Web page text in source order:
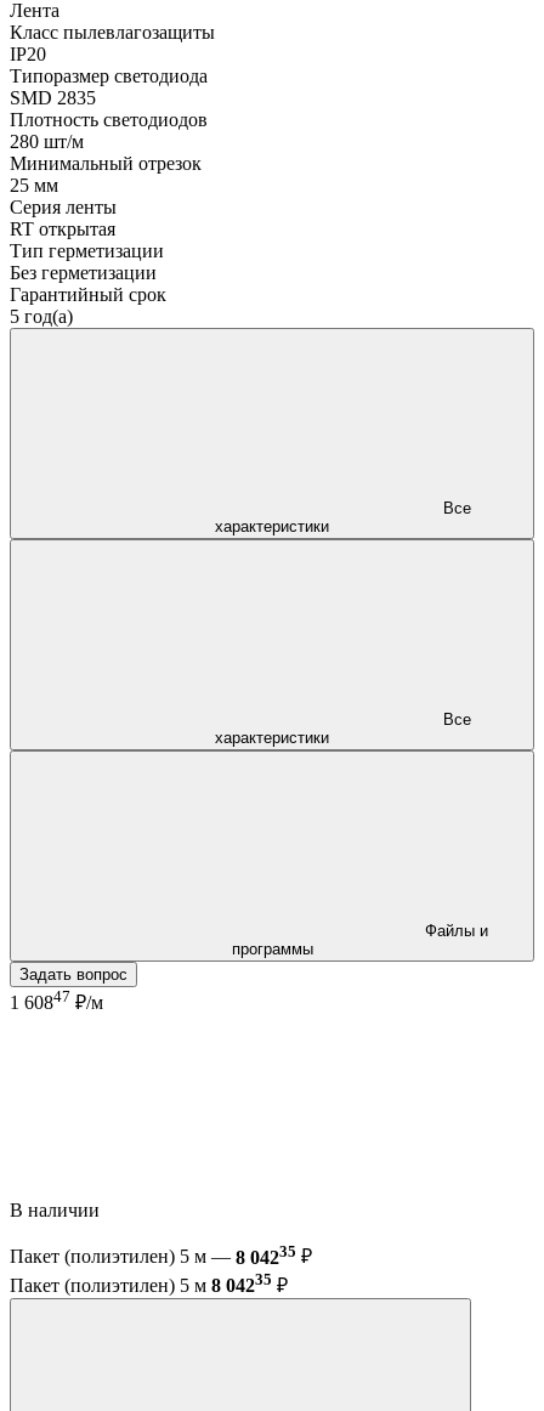
Лента
Класс пылевлагозащиты
IP20
Типоразмер светодиода
SMD 2835
Плотность светодиодов
280 шт/м
Минимальный отрезок
25 мм
Серия ленты
RT открытая
Тип герметизации
Без герметизации
Гарантийный срок
5 год(а)
характеристики
характеристики
программы
Задать вопрос
1 60847 ₽/м
В наличии
Пакет (полиэтилен) 5 м — 8 04235 ₽
Пакет (полиэтилен) 5 м 8 04235 ₽